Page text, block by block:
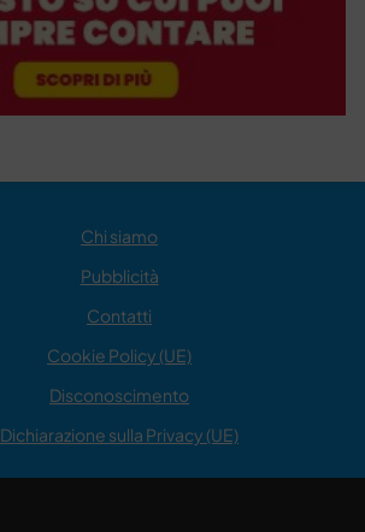
Chi siamo
Pubblicità
Contatti
Cookie Policy (UE)
Disconoscimento
Dichiarazione sulla Privacy (UE)